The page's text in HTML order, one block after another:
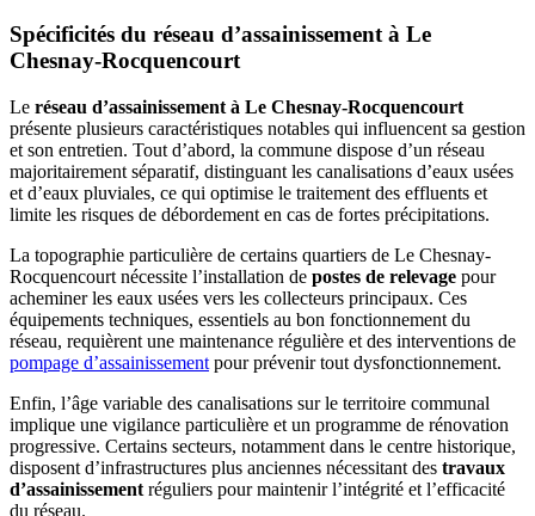
Spécificités du réseau d’assainissement à Le
Chesnay-Rocquencourt
Le réseau d’assainissement à Le Chesnay-Rocquencourt
présente plusieurs caractéristiques notables qui influencent sa gestion
et son entretien. Tout d’abord, la commune dispose d’un réseau
majoritairement séparatif, distinguant les canalisations d’eaux usées
et d’eaux pluviales, ce qui optimise le traitement des effluents et
limite les risques de débordement en cas de fortes précipitations.
La topographie particulière de certains quartiers de Le Chesnay-
Rocquencourt nécessite l’installation de postes de relevage pour
acheminer les eaux usées vers les collecteurs principaux. Ces
équipements techniques, essentiels au bon fonctionnement du
réseau, requièrent une maintenance régulière et des interventions de
pompage d’assainissement pour prévenir tout dysfonctionnement.
Enfin, l’âge variable des canalisations sur le territoire communal
implique une vigilance particulière et un programme de rénovation
progressive. Certains secteurs, notamment dans le centre historique,
disposent d’infrastructures plus anciennes nécessitant des travaux
d’assainissement réguliers pour maintenir l’intégrité et l’efficacité
du réseau.